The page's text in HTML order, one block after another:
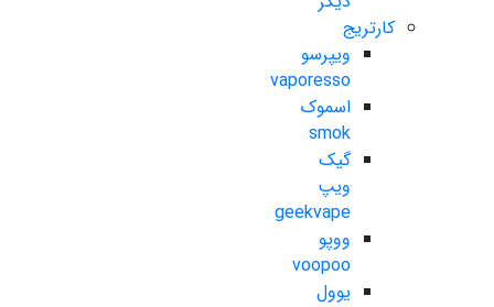
کارتریج
ویپرسو
vaporesso
اسموک
smok
گیک
ویپ
geekvape
ووپو
voopoo
یوول